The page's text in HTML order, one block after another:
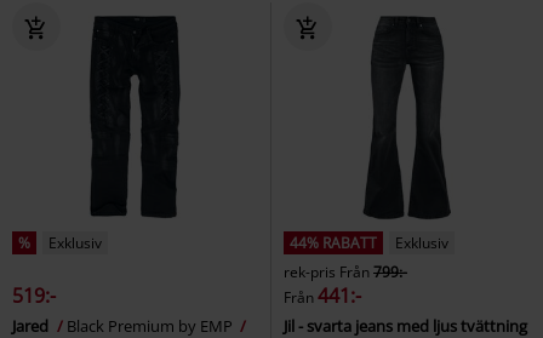
% Exklusiv
519:-
Jared
Black Premium by EMP
44% RABATT
Exklusiv
rek-pris Från799:-
Från441:-
Jil - svarta jeans med ljus tvättning